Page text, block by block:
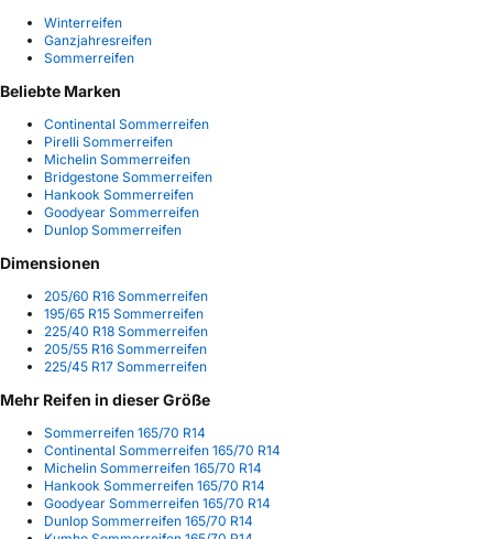
Winterreifen
Ganzjahresreifen
Sommerreifen
Beliebte Marken
Continental Sommerreifen
Pirelli Sommerreifen
Michelin Sommerreifen
Bridgestone Sommerreifen
Hankook Sommerreifen
Goodyear Sommerreifen
Dunlop Sommerreifen
Dimensionen
205/60 R16 Sommerreifen
195/65 R15 Sommerreifen
225/40 R18 Sommerreifen
205/55 R16 Sommerreifen
225/45 R17 Sommerreifen
Mehr Reifen in dieser Größe
Sommerreifen 165/70 R14
Continental Sommerreifen 165/70 R14
Michelin Sommerreifen 165/70 R14
Hankook Sommerreifen 165/70 R14
Goodyear Sommerreifen 165/70 R14
Dunlop Sommerreifen 165/70 R14